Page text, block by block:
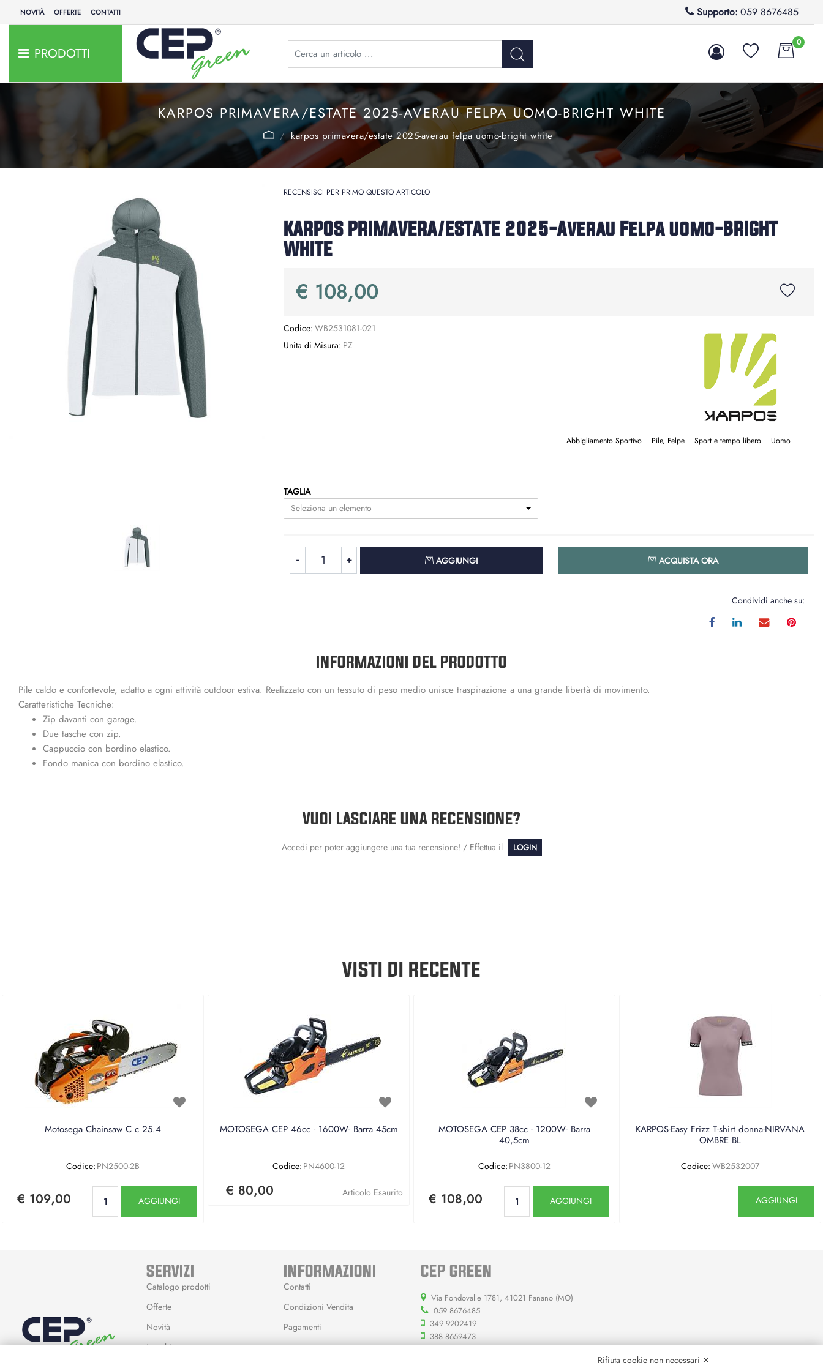
NOVITÀ OFFERTE CONTATTI Supporto: 059 8676485
PRODOTTI
0
KARPOS PRIMAVERA/ESTATE 2025-AVERAU FELPA UOMO-BRIGHT WHITE
karpos primavera/estate 2025-averau felpa uomo-bright white
RECENSISCI PER PRIMO QUESTO ARTICOLO
KARPOS PRIMAVERA/ESTATE 2025-Averau Felpa uomo-BRIGHT
WHITE
€ 108,00
Codice: WB2531081-021
Unita di Misura: PZ
Abbigliamento Sportivo Pile, Felpe Sport e tempo libero Uomo
TAGLIA
Seleziona un elemento
AGGIUNGI ACQUISTA ORA
Condividi anche su:
INFORMAZIONI DEL PRODOTTO
Pile caldo e confortevole, adatto a ogni attività outdoor estiva. Realizzato con un tessuto di peso medio unisce traspirazione a una grande libertà di movimento.
Caratteristiche Tecniche:
Zip davanti con garage.
Due tasche con zip.
Cappuccio con bordino elastico.
Fondo manica con bordino elastico.
VUOI LASCIARE UNA RECENSIONE?
Accedi per poter aggiungere una tua recensione! / Effettua il LOGIN
VISTI DI RECENTE
Motosega Chainsaw C c 25.4
Codice: PN2500-2B
€ 109,00 AGGIUNGI
MOTOSEGA CEP 46cc - 1600W- Barra 45cm
Codice: PN4600-12
€ 80,00 Articolo Esaurito
MOTOSEGA CEP 38cc - 1200W- Barra
40,5cm
Codice: PN3800-12
€ 108,00 AGGIUNGI
KARPOS-Easy Frizz T-shirt donna-NIRVANA
OMBRE BL
Codice: WB2532007
AGGIUNGI
SERVIZI
Catalogo prodotti
Offerte
Novità
Marchi
INFORMAZIONI
Contatti
Condizioni Vendita
Pagamenti
CEP GREEN
Via Fondovalle 1781, 41021 Fanano (MO)
059 8676485
349 9202419
388 8659473
Rifiuta cookie non necessari ✕